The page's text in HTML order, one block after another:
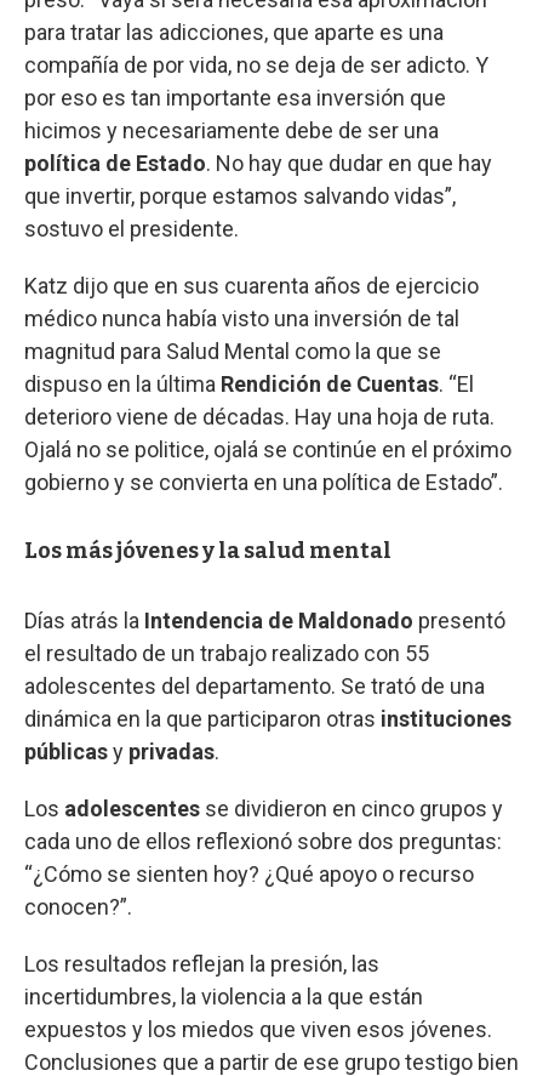
para tratar las adicciones, que aparte es una
compañía de por vida, no se deja de ser adicto. Y
por eso es tan importante esa inversión que
hicimos y necesariamente debe de ser una
política de Estado. No hay que dudar en que hay
que invertir, porque estamos salvando vidas”,
sostuvo el presidente.
Katz dijo que en sus cuarenta años de ejercicio
médico nunca había visto una inversión de tal
magnitud para Salud Mental como la que se
dispuso en la última Rendición de Cuentas. “El
deterioro viene de décadas. Hay una hoja de ruta.
Ojalá no se politice, ojalá se continúe en el próximo
gobierno y se convierta en una política de Estado”.
Los más jóvenes y la salud mental
Días atrás la Intendencia de Maldonado presentó
el resultado de un trabajo realizado con 55
adolescentes del departamento. Se trató de una
dinámica en la que participaron otras instituciones
públicasy privadas.
Los adolescentes se dividieron en cinco grupos y
cada uno de ellos reflexionó sobre dos preguntas:
“¿Cómo se sienten hoy? ¿Qué apoyo o recurso
conocen?”.
Los resultados reflejan la presión, las
incertidumbres, la violencia a la que están
expuestos y los miedos que viven esos jóvenes.
Conclusiones que a partir de ese grupo testigo bien